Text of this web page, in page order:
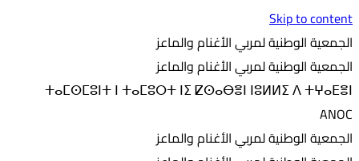
Skip to content
الجمعية الوطنية لمربي الأغنام والماعز
الجمعية الوطنية لمربي الأغنام والماعز
ⵜⴰⵎⵙⵎⵓⵏⵜ ⵏ ⵜⴰⵎⵓⵔⵜ ⵏⵉ ⵇⵙⴰⴱⴻⵏ ⵏⵓⵍⵍⵉ ⴷ ⵜⵖⴰⴹⴻⵏ
ANOC
الجمعية الوطنية لمربي الأغنام والماعز